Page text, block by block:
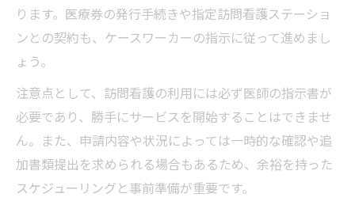
ります。医療券の発行手続きや指定訪問看護ステーショ
ンとの契約も、ケースワーカーの指示に従って進めまし
ょう。
注意点として、訪問看護の利用には必ず医師の指示書が
必要であり、勝手にサービスを開始することはできませ
ん。また、申請内容や状況によっては一時的な確認や追
加書類提出を求められる場合もあるため、余裕を持った
スケジューリングと事前準備が重要です。